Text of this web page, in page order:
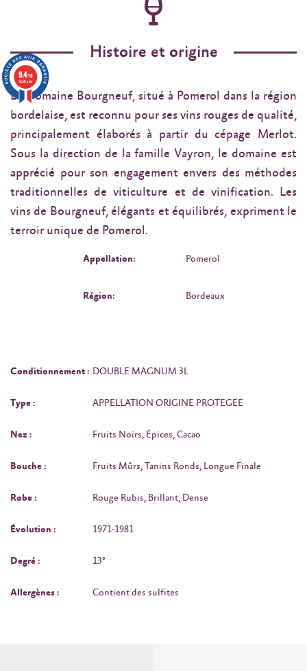
Histoire et origine
Le Domaine Bourgneuf, situé à Pomerol dans la région
bordelaise, est reconnu pour ses vins rouges de qualité,
principalement élaborés à partir du cépage Merlot.
Sous la direction de la famille Vayron, le domaine est
apprécié pour son engagement envers des méthodes
traditionnelles de viticulture et de vinification. Les
vins de Bourgneuf, élégants et équilibrés, expriment le
terroir unique de Pomerol.
Appellation: Pomerol
Région: Bordeaux
Conditionnement : DOUBLE MAGNUM 3L
Type : APPELLATION ORIGINE PROTEGEE
Nez : Fruits Noirs, Épices, Cacao
Bouche : Fruits Mûrs, Tanins Ronds, Longue Finale
Robe : Rouge Rubis, Brillant, Dense
Évolution : 1971-1981
Degré : 13°
Allergènes : Contient des sulfites
9.4/10
3638 avis